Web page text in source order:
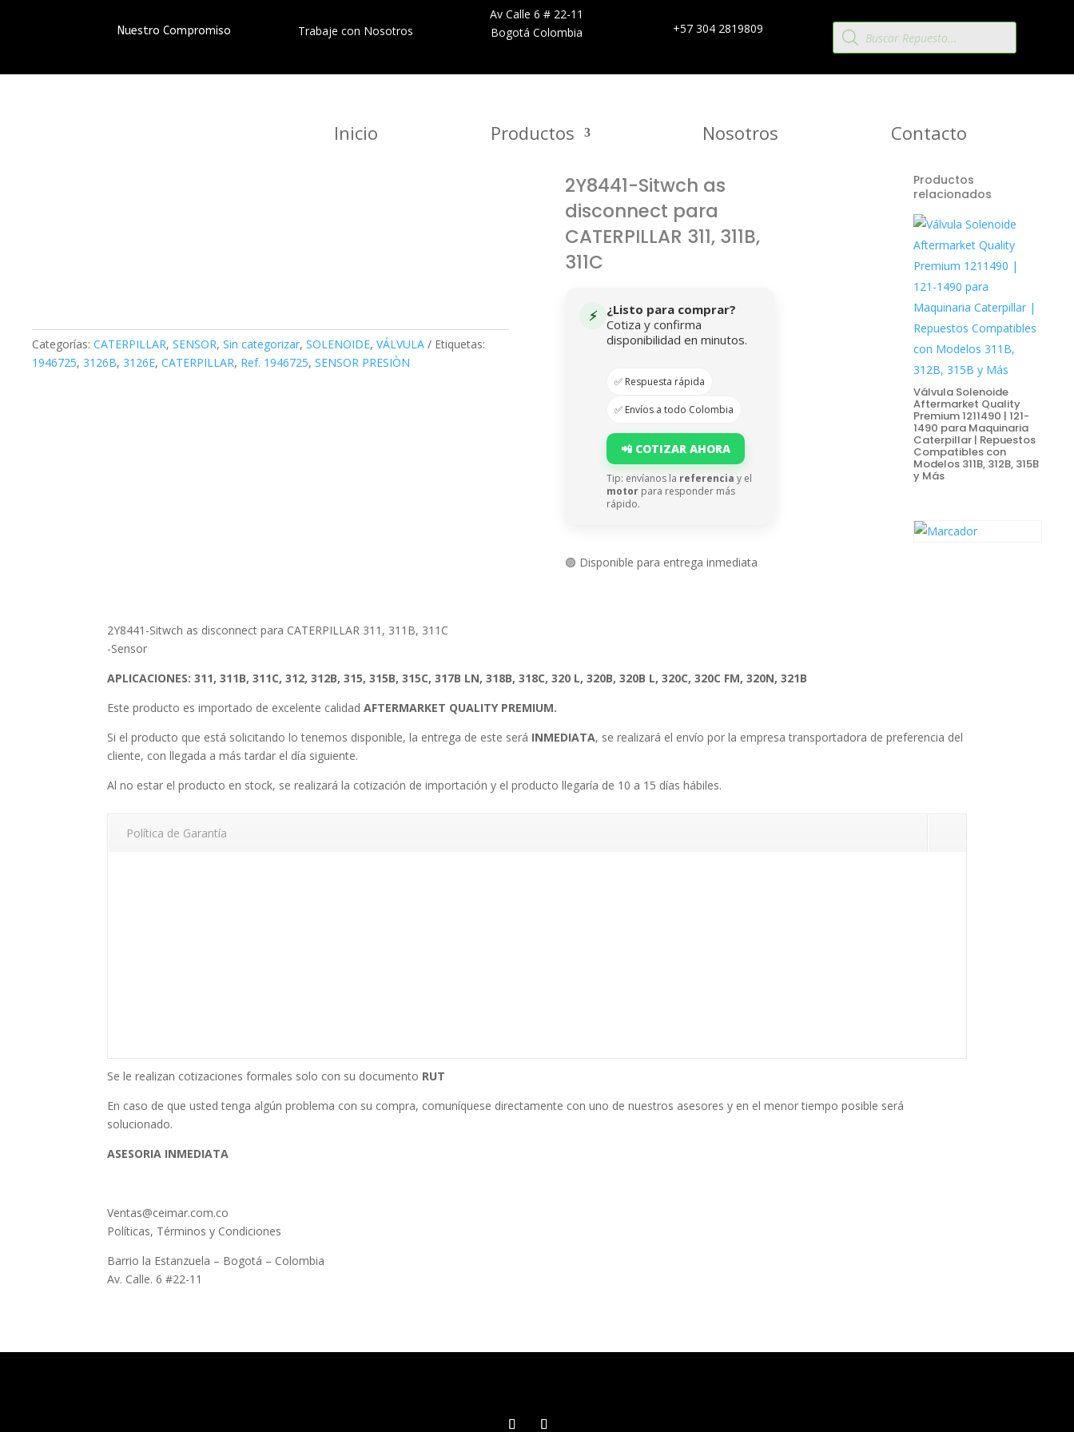
Nuestro Compromiso Trabaje con Nosotros
Av Calle 6 # 22-11
Bogotá Colombia
+57 304 2819809 Búsqueda
de
productos
Inicio Productos Nosotros Contacto
Categorías:CATERPILLAR,SENSOR,Sin categorizar,SOLENOIDE,VÁLVULA
Etiquetas:
1946725, 3126B, 3126E,CATERPILLAR, Ref. 1946725,SENSOR PRESIÒN
2Y8441-Sitwch as
disconnect para
CATERPILLAR 311, 311B,
311C
⚡
¿Listo para comprar?
Cotiza y confirma
disponibilidad en minutos.
✅ Respuesta rápida
✅ Envíos a todo Colombia
📲 COTIZAR AHORA
Tip: envíanos la referencia y el
motorpara responder más
rápido.
🟢 Disponible para entrega inmediata
Productos
relacionados
Válvula Solenoide
Aftermarket Quality
Premium 1211490 | 121-
1490 para Maquinaria
Caterpillar | Repuestos
Compatibles con
Modelos 311B, 312B, 315B
y Más
2Y8441-Sitwch as disconnect para CATERPILLAR 311, 311B, 311C
-Sensor
APLICACIONES:311, 311B, 311C, 312, 312B, 315, 315B, 315C, 317B LN, 318B, 318C, 320 L, 320B, 320B L, 320C, 320C FM, 320N, 321B
Este producto es importado de excelente calidadAFTERMARKET QUALITY PREMIUM.
Si el producto que está solicitando lo tenemos disponible, la entrega de este será INMEDIATA, se realizará el envío por la empresa transportadora de preferencia del
cliente, con llegada a más tardar el día siguiente.
Al no estar el producto en stock, se realizará la cotización de importación y el producto llegaría de 10 a 15 días hábiles.
Política de Garantía
Se le realizan cotizaciones formales solo con su documento RUT
En caso de que usted tenga algún problema con su compra, comuníquese directamente con uno de nuestros asesores y en el menor tiempo posible será
solucionado.
ASESORIA INMEDIATA
Ventas@ceimar.com.co
Políticas, Términos y Condiciones
Barrio la Estanzuela – Bogotá – Colombia
Av. Calle. 6 #22-11